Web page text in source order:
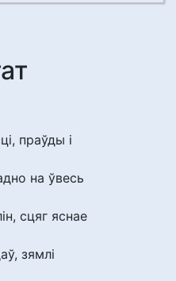
праўды і
на ўвесь
сцяг яснае
зямлі